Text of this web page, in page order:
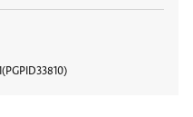
PGPID33810